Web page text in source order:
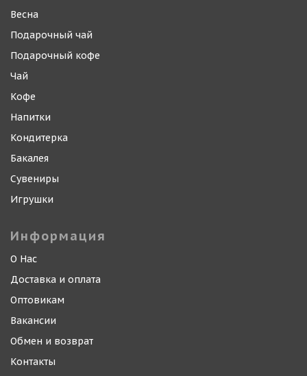
Весна
Подарочный чай
Подарочный кофе
Чай
Кофе
Напитки
Кондитерка
Бакалея
Сувениры
Игрушки
Информация
О Нас
Доставка и оплата
Оптовикам
Вакансии
Обмен и возврат
Контакты